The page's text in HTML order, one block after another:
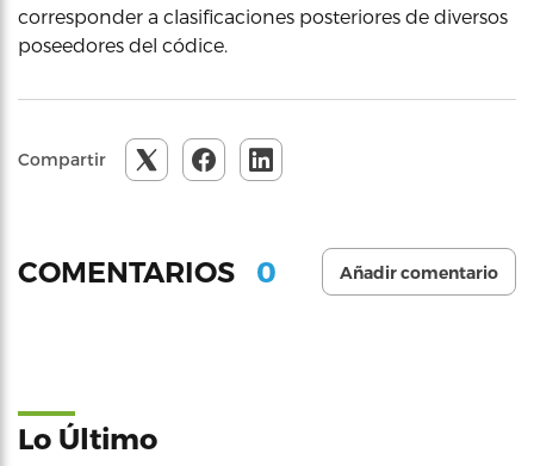
corresponder a clasificaciones posteriores de diversos
poseedores del códice.
Compartir
COMENTARIOS 0 Añadir comentario
Lo Último